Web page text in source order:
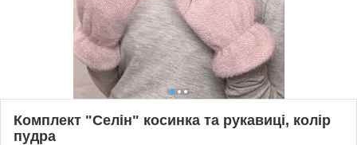
Комплект "Селін" косинка та рукавиці, колір
пудра